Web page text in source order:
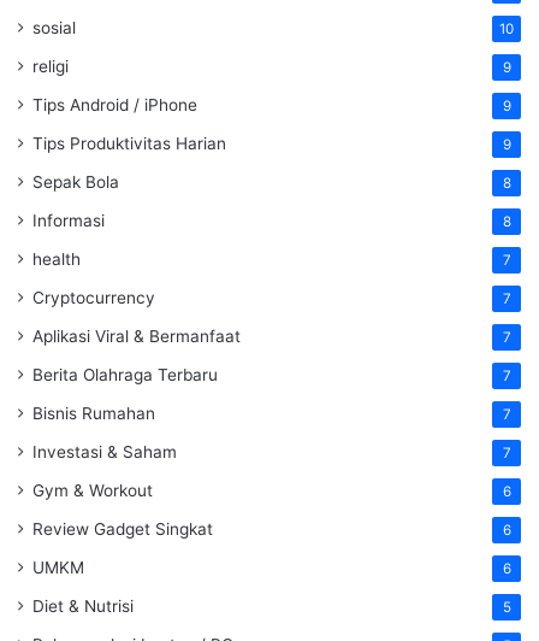
sosial 10
religi 9
Tips Android / iPhone 9
Tips Produktivitas Harian 9
Sepak Bola 8
Informasi 8
health 7
Cryptocurrency 7
Aplikasi Viral & Bermanfaat 7
Berita Olahraga Terbaru 7
Bisnis Rumahan 7
Investasi & Saham 7
Gym & Workout 6
Review Gadget Singkat 6
UMKM 6
Diet & Nutrisi 5